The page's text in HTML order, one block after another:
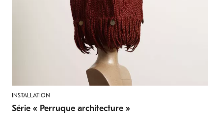
INSTALLATION
Série « Perruque architecture »